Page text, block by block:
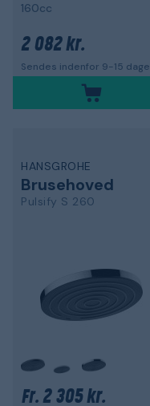
160cc
2 082 kr.
Sendes indenfor 9-15 dage
HANSGROHE
Brusehoved
Pulsify S 260
Fr. 2 305 kr.